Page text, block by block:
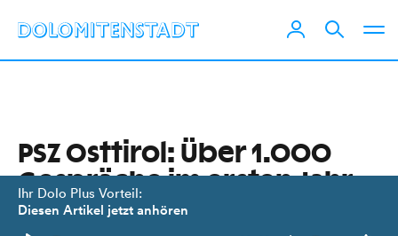
Ihr Dolo Plus Vorteil:
Diesen Artikel jetzt anhören
PSZ Osttirol: Über 1.000
Gespräche im ersten Jahr
Zwischenbilanz mit Landesrätin